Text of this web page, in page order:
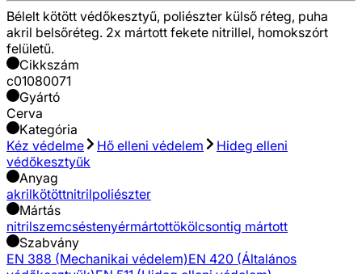
Bélelt kötött védőkesztyű, poliészter külső réteg, puha
akril belsőréteg. 2x mártott fekete nitrillel, homokszórt
felületű.
Cikkszám
c01080071
Gyártó
Cerva
Kategória
Kéz védelme
Hő elleni védelem
Hideg elleni
védőkesztyűk
Anyag
akrilkötöttnitrilpoliészter
Mártás
nitrilszemcséstenyérmártottökölcsontig mártott
Szabvány
EN 388 (Mechanikai védelem)EN 420 (Általános